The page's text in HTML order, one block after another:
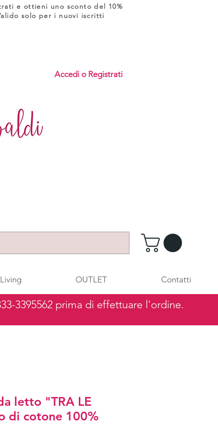
e ottieni uno sconto del 10%
solo per i nuovi iscritti
Accedi o Registrati
Living OUTLET Contatti
3395562 prima di effettuare l'ordine.
letto "TRA LE
di cotone 100%